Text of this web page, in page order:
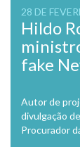
28 DE
Hildo
fake
Autor de
divulgação
Procurador